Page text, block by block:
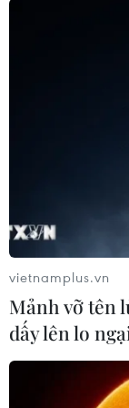
Khoảng
ở Gaza
Tổng giám
có 36 bệnh
hiện chỉ còn
thiểu, trong
được chăm sóc.
vietnamplus.vn
Mảnh vỡ tên
dấy lên lo